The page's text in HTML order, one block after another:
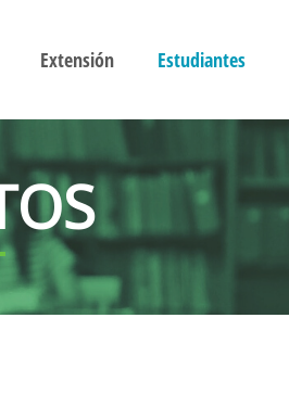
Extensión Estudiantes